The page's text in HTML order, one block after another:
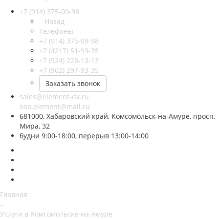
+7 (914) 375-09-98
Назад
Телефоны
+7 (914) 375-09-98
+7 (4217) 51-93-35
+7 (924) 228-13-13
+7 (962) 297-93-35
Заказать звонок
sales@element-dv.ru
ooo.element@mail.ru
681000, Хабаровский край, Комсомольск-на-Амуре, просп.
Мира, 32
будни 9:00-18:00, перерыв 13:00-14:00
Главная
–
Услуги в Комсомольске-на-Амуре